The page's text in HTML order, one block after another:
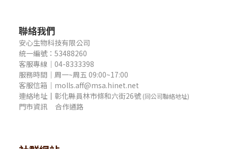
聯絡我們
安心生物科技有限公司
統一編號：53488260
客服專線｜04-8333398
服務時間｜周一~周五 09:00~17:00
客服信箱｜molls.aff@msa.hinet.net
連絡地址 ｜ 彰化縣員林市條和六街26號 (同公司聯絡地址)
門市資訊 合作通路